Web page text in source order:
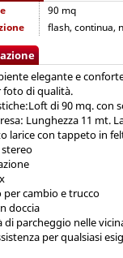
90 mq
flash, continua,
elegante e
foto di qualità.
di 90 mq. con
Lunghezza 11 mt.
larice con tappeto in
per cambio e trucco
doccia
di parcheggio nelle
per qualsiasi